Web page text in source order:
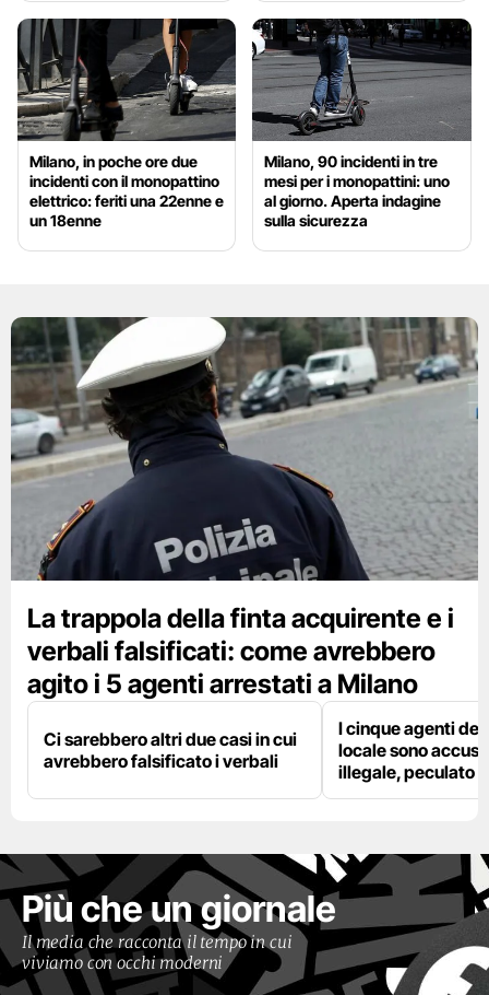
Milano, in poche ore due
incidenti con il monopattino
elettrico: feriti una 22enne e
un 18enne
Milano, 90 incidenti in tre
mesi per i monopattini: uno
al giorno. Aperta indagine
sulla sicurezza
La trappola della finta acquirente e i
verbali falsificati: come avrebbero
agito i 5 agenti arrestati a Milano
Ci sarebbero altri due casi in cui
avrebbero falsificato i verbali
I cinque agenti
locale sono
illegale, peculato
Più che un giornale
Il media che racconta il tempo in cui
viviamo con occhi moderni